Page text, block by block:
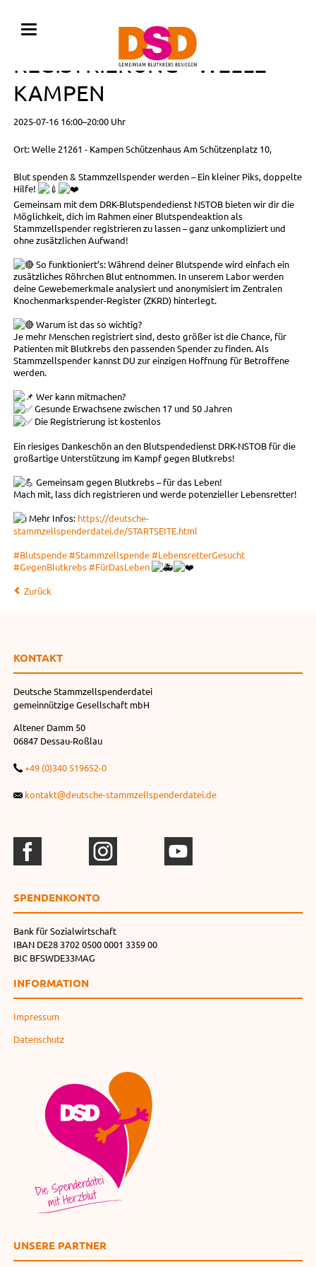
BLUTSPENDE MIT
REGISTRIERUNG • WELLE -
KAMPEN
2025-07-16 16:00–20:00 Uhr
Ort: Welle 21261 - Kampen Schützenhaus Am Schützenplatz 10,
Blut spenden & Stammzellspender werden – Ein kleiner Piks, doppelte
Hilfe!
Gemeinsam mit dem DRK-Blutspendedienst NSTOB bieten wir dir die
Möglichkeit, dich im Rahmen einer Blutspendeaktion als
Stammzellspender registrieren zu lassen – ganz unkompliziert und
ohne zusätzlichen Aufwand!
So funktioniert’s: Während deiner Blutspende wird einfach ein
zusätzliches Röhrchen Blut entnommen. In unserem Labor werden
deine Gewebemerkmale analysiert und anonymisiert im Zentralen
Knochenmarkspender-Register (ZKRD) hinterlegt.
Warum ist das so wichtig?
Je mehr Menschen registriert sind, desto größer ist die Chance, für
Patienten mit Blutkrebs den passenden Spender zu finden. Als
Stammzellspender kannst DU zur einzigen Hoffnung für Betroffene
werden.
Wer kann mitmachen?
Gesunde Erwachsene zwischen 17 und 50 Jahren
Die Registrierung ist kostenlos
Ein riesiges Dankeschön an den Blutspendedienst DRK-NSTOB für die
großartige Unterstützung im Kampf gegen Blutkrebs!
Gemeinsam gegen Blutkrebs – für das Leben!
Mach mit, lass dich registrieren und werde potenzieller Lebensretter!
Mehr Infos: https://deutsche-
stammzellspenderdatei.de/STARTSEITE.html
#Blutspende#Stammzellspende#LebensretterGesucht
#GegenBlutkrebs#FürDasLeben
Zurück
KONTAKT
Deutsche Stammzellspenderdatei
gemeinnützige Gesellschaft mbH
Altener Damm 50
06847 Dessau-Roßlau
+49 (0)340 519652-0
kontakt@deutsche-stammzellspenderdatei.de
SPENDEN­KONTO
Bank für Sozialwirtschaft
IBAN DE28 3702 0500 0001 3359 00
BIC BFSWDE33MAG
INFORMATION
Impressum
Datenschutz
UNSERE PARTNER